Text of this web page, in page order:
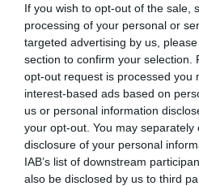
If you wish to opt-out of the sale,
processing of your personal or
targeted advertising by us,
section to confirm your selection.
opt-out request is processed you
interest-based ads based on
us or personal information
your opt-out. You may
disclosure of your personal
IAB’s list of downstream
also be disclosed by us to third